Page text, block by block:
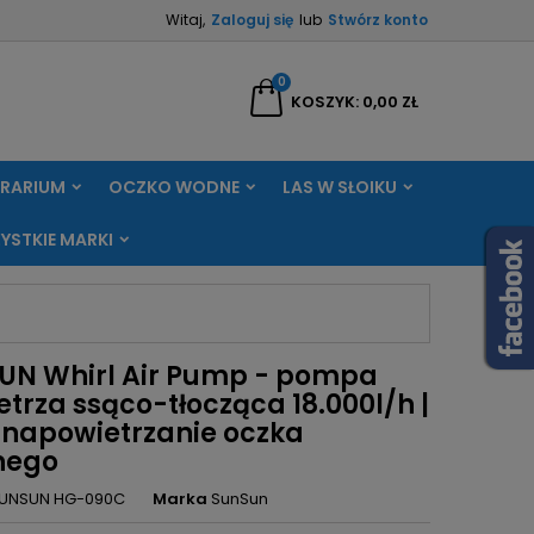
Witaj, Zaloguj się lub Stwórz konto
KOSZYK
0
0,00 ZŁ
OCZKO WODNE LAS W SŁOIKU
MARKI
Whirl Air Pump - pompa
ssąco-tłocząca 18.000l/h |
oczka
HG-090C Marka SunSun